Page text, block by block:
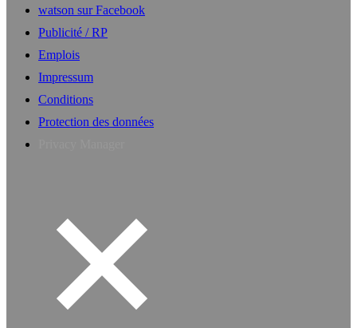
watson sur Facebook
Publicité / RP
Emplois
Impressum
Conditions
Protection des données